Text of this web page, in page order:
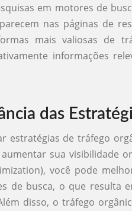
em motores de
nas páginas de
mais valiosas de
informações
das
estratégias de tráfego
sua visibilidade
você pode
de busca, o que resulta
disso, o tráfego